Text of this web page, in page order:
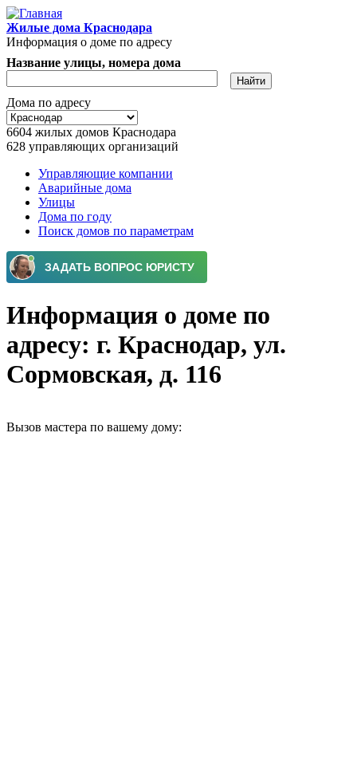
Перейти к основному содержанию
Жилые дома Краснодара
Информация о доме по адресу
Название улицы, номера дома
Дома по адресу
6604 жилых домов Краснодара
628 управляющих организаций
Главное меню
Управляющие компании
Аварийные дома
Улицы
Дома по году
Поиск домов по параметрам
Информация о доме по
адресу: г. Краснодар, ул.
Сормовская, д. 116
Вызов мастера по вашему дому: